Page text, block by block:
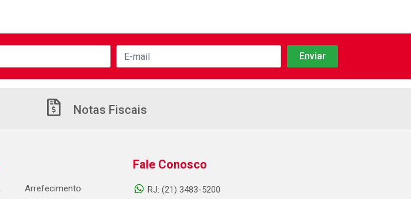
Notas Fiscais
Arrefecimento
Fale Conosco
RJ: (21) 3483-5200